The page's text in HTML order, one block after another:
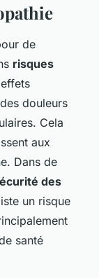
de
risques
douleurs
Cela
aux
Dans de
des
un risque
santé